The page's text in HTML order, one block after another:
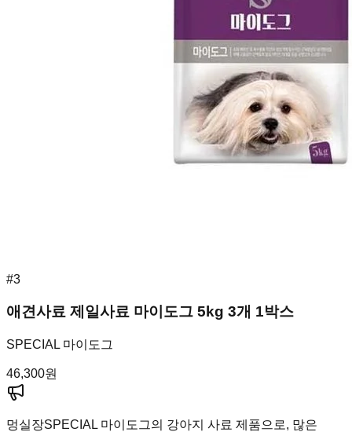
#3
애견사료 제일사료 마이도그 5kg 3개 1박스
SPECIAL 마이도그
46,300원
멍실장SPECIAL 마이도그의 강아지 사료 제품으로, 많은